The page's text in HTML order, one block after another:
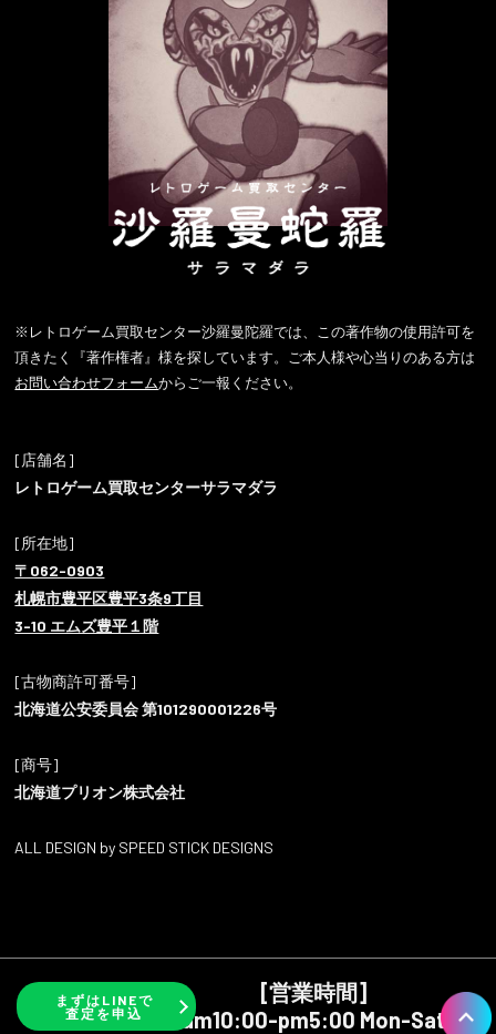
※レトロゲーム買取センター沙羅曼陀羅では、この著作物の使用許可を
頂きたく『著作権者』様を探しています。ご本人様や心当りのある方は
お問い合わせフォームからご一報ください。
[店舗名]
レトロゲーム買取センターサラマダラ
[所在地]
〒062-0903
札幌市豊平区豊平3条9丁目
3-10 エムズ豊平１階
[古物商許可番号]
北海道公安委員会 第101290001226号
[商号]
北海道プリオン株式会社
ALL DESIGN by SPEED STICK DESIGNS
まずはLINEで
査定を申込
[営業時間]
am10:00-pm5:00 Mon-Sat